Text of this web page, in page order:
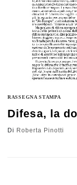
RASSEGNA STAMPA
Difesa, la
Di Roberta Pinotti